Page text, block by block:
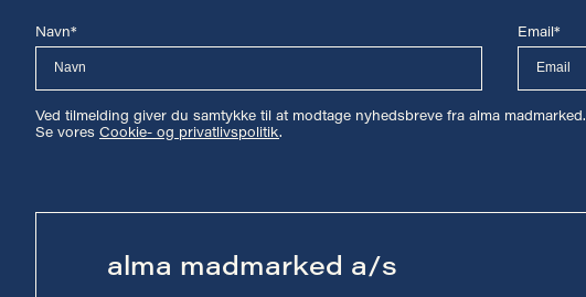
Navn* Email*
Ved tilmelding giver du samtykke til at modtage nyhedsbreve fra alma madmarked.
Se vores Cookie- og privatlivspolitik.
alma madmarked a/s